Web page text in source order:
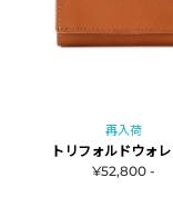
再入荷
トリフォルドウォ
¥52,800 -